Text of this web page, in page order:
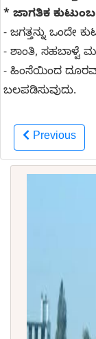
* ಜಾಗತಿಕ
- ಜಗತ್ತನ್ನು ಒಂದೇ
- ಶಾಂತಿ, ಸಹಬಾಳ್ವೆ
- ಹಿಂಸೆಯಿಂದ
ಬಲಪಡಿಸುವುದು.
Previous